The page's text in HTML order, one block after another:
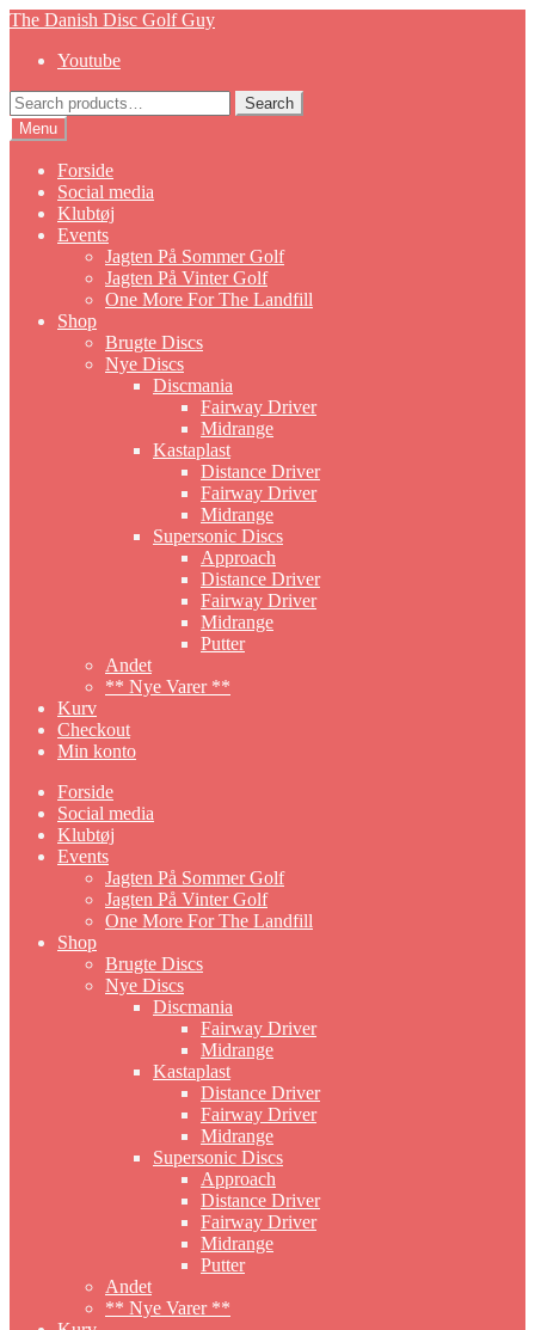
Skip
navigation
Skip
content
The Danish Disc Golf Guy
Youtube
Search
for:
Search
Menu
Forside
Social media
Klubtøj
Events
Jagten På Sommer Golf
Jagten På Vinter Golf
One More For The Landfill
Shop
Brugte Discs
Nye Discs
Discmania
Fairway Driver
Midrange
Kastaplast
Distance Driver
Fairway Driver
Midrange
Supersonic Discs
Approach
Distance Driver
Fairway Driver
Midrange
Putter
Andet
** Nye Varer **
Kurv
Checkout
Min konto
Forside
Social media
Klubtøj
Events
Jagten På Sommer Golf
Jagten På Vinter Golf
One More For The Landfill
Shop
Brugte Discs
Nye Discs
Discmania
Fairway Driver
Midrange
Kastaplast
Distance Driver
Fairway Driver
Midrange
Supersonic Discs
Approach
Distance Driver
Fairway Driver
Midrange
Putter
Andet
** Nye Varer **